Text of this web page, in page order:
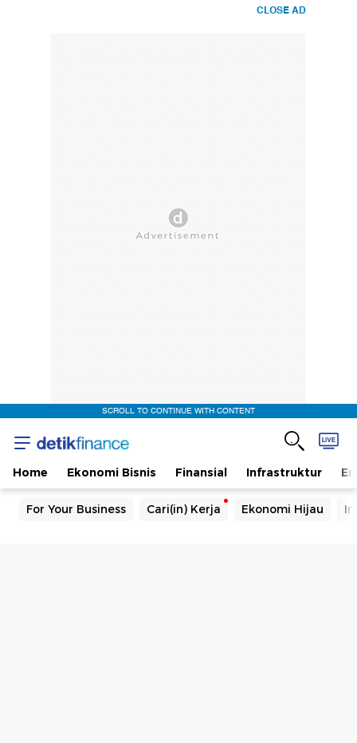
CLOSE AD
SCROLL TO CONTINUE WITH CONTENT
Home Ekonomi Bisnis Finansial Infrastruktur
For Your Business Cari(in) Kerja Ekonomi Hijau